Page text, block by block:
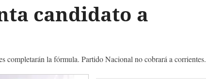
candidato a
completarán la fórmula. Partido Nacional no cobrará a corrientes.